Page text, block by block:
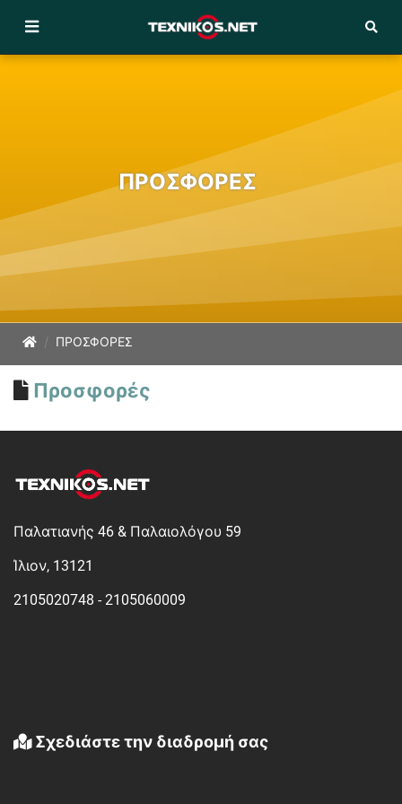
ΠΡΟΣΦΟΡΕΣ
ΠΡΟΣΦΟΡΕΣ
Προσφορές
Παλατιανής 46 & Παλαιολόγου 59
Ίλιον, 13121
2105020748 - 2105060009
Σχεδιάστε την διαδρομή σας